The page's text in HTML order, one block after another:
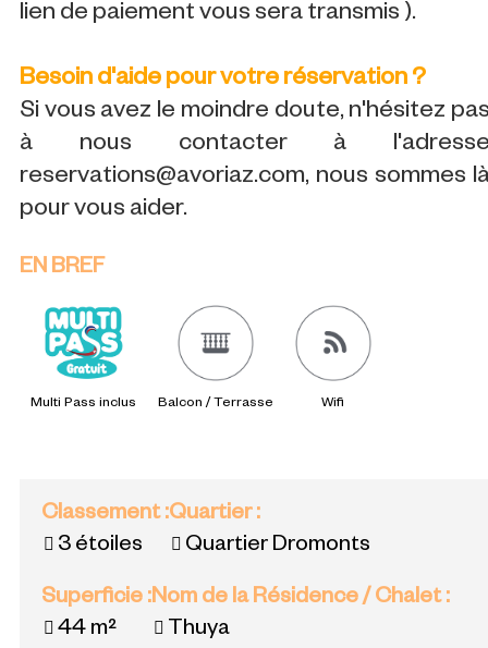
lien de paiement vous sera transmis ).
Besoin d'aide pour votre réservation ?
Si vous avez le moindre doute, n'hésitez
à nous contacter à
reservations@avoriaz.com, nous sommes
pour vous aider.
EN BREF
Multi Pass inclus Balcon / Terrasse Wifi
Classement:
3 étoiles
Quartier:
Quartier Dromonts
Superficie :
44 m²
Nom de la Résidence / Chalet:
Thuya